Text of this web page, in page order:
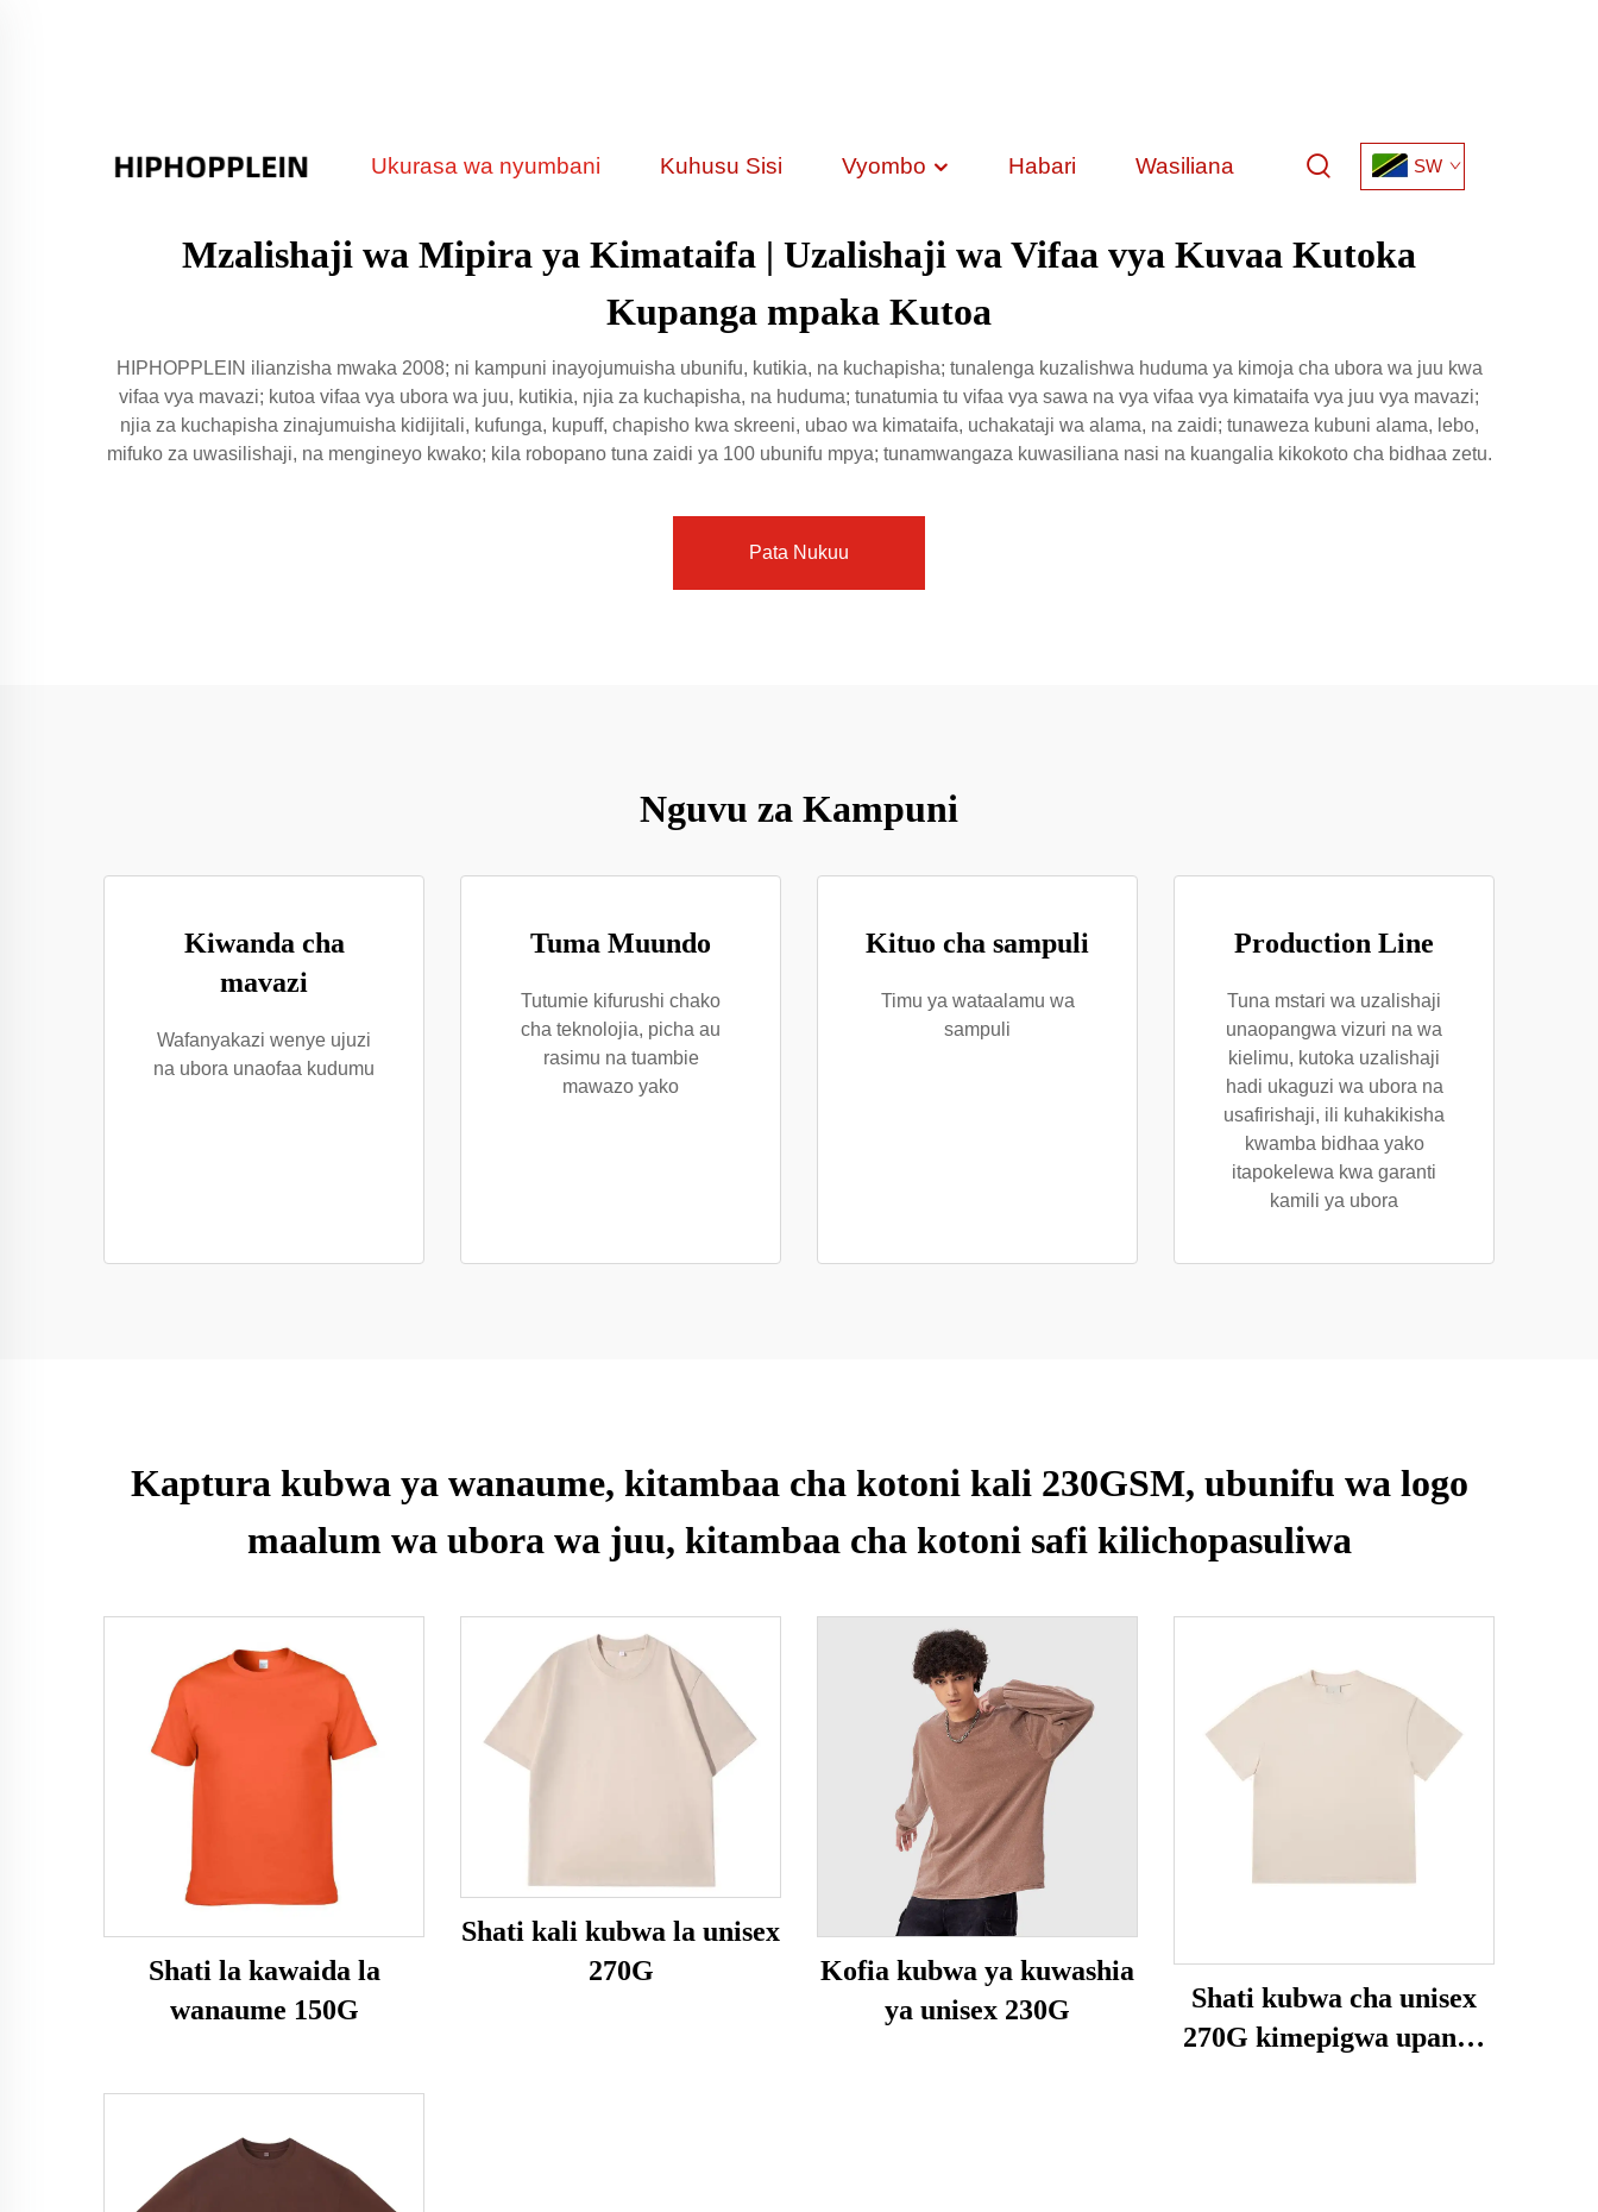
Ukurasa wa nyumbani Kuhusu Sisi Vyombo Habari Wasiliana SW
Mzalishaji wa Mipira ya Kimataifa | Uzalishaji wa Vifaa vya Kuvaa Kutoka
Kupanga mpaka Kutoa
HIPHOPPLEIN ilianzisha mwaka 2008; ni kampuni inayojumuisha ubunifu, kutikia, na kuchapisha; tunalenga kuzalishwa huduma ya kimoja cha ubora wa juu kwa
vifaa vya mavazi; kutoa vifaa vya ubora wa juu, kutikia, njia za kuchapisha, na huduma; tunatumia tu vifaa vya sawa na vya vifaa vya kimataifa vya juu vya mavazi;
njia za kuchapisha zinajumuisha kidijitali, kufunga, kupuff, chapisho kwa skreeni, ubao wa kimataifa, uchakataji wa alama, na zaidi; tunaweza kubuni alama, lebo,
mifuko za uwasilishaji, na mengineyo kwako; kila robopano tuna zaidi ya 100 ubunifu mpya; tunamwangaza kuwasiliana nasi na kuangalia kikokoto cha bidhaa zetu.
Pata Nukuu
Nguvu za Kampuni
Kiwanda cha
mavazi
Wafanyakazi wenye ujuzi
na ubora unaofaa kudumu
Tuma Muundo
Tutumie kifurushi chako
cha teknolojia, picha au
rasimu na tuambie
mawazo yako
Kituo cha sampuli
Timu ya wataalamu wa
sampuli
Production Line
Tuna mstari wa uzalishaji
unaopangwa vizuri na wa
kielimu, kutoka uzalishaji
hadi ukaguzi wa ubora na
usafirishaji, ili kuhakikisha
kwamba bidhaa yako
itapokelewa kwa garanti
kamili ya ubora
Kaptura kubwa ya wanaume, kitambaa cha kotoni kali 230GSM, ubunifu wa logo
maalum wa ubora wa juu, kitambaa cha kotoni safi kilichopasuliwa
Shati la kawaida la
wanaume 150G
Shati kali kubwa la unisex
270G
Kofia kubwa ya kuwashia
ya unisex 230G
Shati kubwa cha unisex
270G kimepigwa upande